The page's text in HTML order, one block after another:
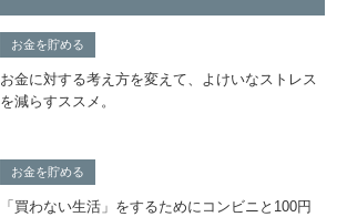
お金を貯める
お金に対する考え方を変えて、よけいなストレス
を減らすススメ。
お金を貯める
「買わない生活」をするためにコンビニと100円